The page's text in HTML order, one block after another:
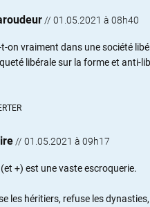
// 01.05.2021 à 08h40
on vraiment dans une société
libérale sur la forme et anti-
// 01.05.2021 à 09h17
+) est une vaste escroquerie.
les héritiers, refuse les